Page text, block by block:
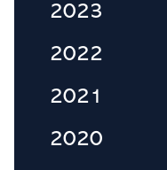
2023
2022
2021
2020